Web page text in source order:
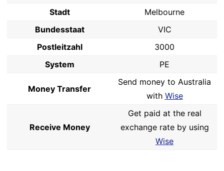
Stadt
Melbourne
Bundesstaat
VIC
Postleitzahl
3000
System
PE
Money Transfer
Send money to Australia
with Wise
Receive Money
Get paid at the real
exchange rate by using
Wise